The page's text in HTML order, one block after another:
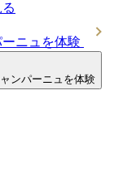
ニュを体験
ンパーニュを体験